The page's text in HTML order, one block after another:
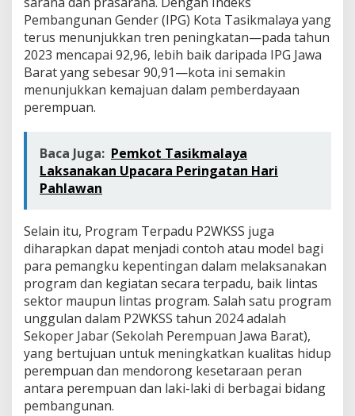
2
0
2
4
Pembangunan Gender (IPG) Kota Tasikmalaya yang
terus menunjukkan tren peningkatan—pada tahun
2023 mencapai 92,96, lebih baik daripada IPG Jawa
Barat yang sebesar 90,91—kota ini semakin
menunjukkan kemajuan dalam pemberdayaan
perempuan.
Baca Juga: Pemkot Tasikmalaya
Laksanakan Upacara Peringatan Hari
Pahlawan
Selain itu, Program Terpadu P2WKSS juga
diharapkan dapat menjadi contoh atau model bagi
para pemangku kepentingan dalam melaksanakan
program dan kegiatan secara terpadu, baik lintas
sektor maupun lintas program. Salah satu program
unggulan dalam P2WKSS tahun 2024 adalah
Sekoper Jabar (Sekolah Perempuan Jawa Barat),
yang bertujuan untuk meningkatkan kualitas hidup
perempuan dan mendorong kesetaraan peran
antara perempuan dan laki-laki di berbagai bidang
pembangunan.